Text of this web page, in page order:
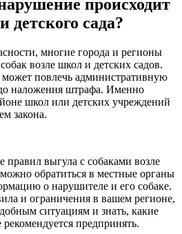
происходит
сада?
многие города и регионы
возле школ и детских садов.
может повлечь административную
наложения штрафа. Именно
школ или детских учреждений
закона.
выгула с собаками возле
обратиться в местные органы
о нарушителе и его собаке.
и ограничения в вашем регионе,
ситуациям и знать, какие
предпринять.